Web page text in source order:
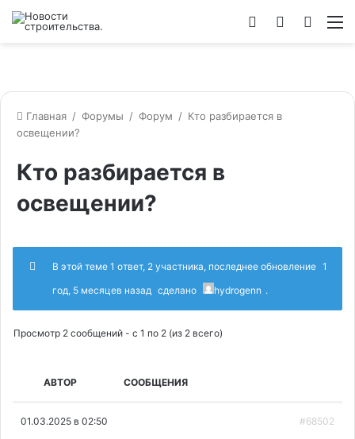
Switch
Войти
Главная / Форумы / Форум / Кто разбирается в
освещении?
Кто разбирается в
освещении?
В этой теме 1 ответ, 2 участника, последнее обновление 1
год, 5 месяцев назад сделано hydrogenn .
Просмотр 2 сообщений - с 1 по 2 (из 2 всего)
АВТОР СООБЩЕНИЯ
01.03.2025 в 02:50 #68502